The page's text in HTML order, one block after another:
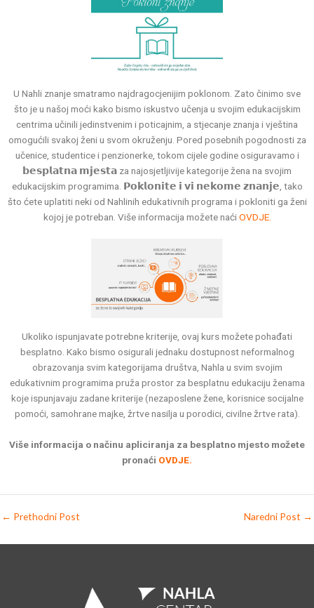
U Nahli znanje smatramo najdragocjenijim poklonom. Zato činimo sve
što je u našoj moći kako bismo iskustvo učenja u svojim edukacijskim
centrima učinili jedinstvenim i poticajnim, a stjecanje znanja i vještina
omogućili svakoj ženi u svom okruženju. Pored posebnih pogodnosti za
učenice, studentice i penzionerke, tokom cijele godine osiguravamo i
𝗯𝗲𝘀𝗽𝗹𝗮𝘁𝗻𝗮 𝗺𝗷𝗲𝘀𝘁𝗮 za najosjetljivije kategorije žena na svojim
edukacijskim programima. 𝗣𝗼𝗸𝗹𝗼𝗻𝗶𝘁𝗲 𝗶 𝘃𝗶 𝗻𝗲𝗸𝗼𝗺𝗲 𝘇𝗻𝗮𝗻𝗷𝗲, tako
što ćete uplatiti neki od Nahlinih edukativnih programa i pokloniti ga ženi
kojoj je potreban. Više informacija možete naćiOVDJE.
Ukoliko ispunjavate potrebne kriterije, ovaj kurs možete pohađati
besplatno. Kako bismo osigurali jednaku dostupnost neformalnog
obrazovanja svim kategorijama društva, Nahla u svim svojim
edukativnim programima pruža prostor za besplatnu edukaciju ženama
koje ispunjavaju zadane kriterije (nezaposlene žene, korisnice socijalne
pomoći, samohrane majke, žrtve nasilja u porodici, civilne žrtve rata).
Više informacija o načinu apliciranja za besplatno mjesto možete
pronaći OVDJE.
← Prethodni Post Naredni Post →